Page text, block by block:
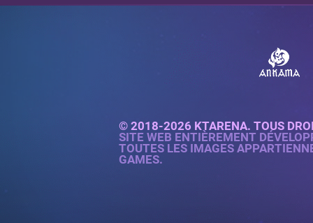
© 2018-2026 KTARENA. TOUS
SITE WEB ENTIÈREMENT
TOUTES LES IMAGES
GAMES.